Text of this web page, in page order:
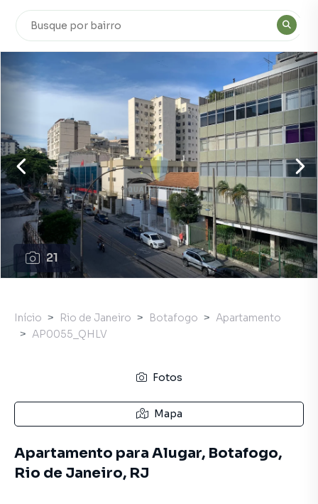
21
Início Rio de Janeiro Botafogo
Apartamento
AP0055_QHLV
Fotos
Mapa
Apartamento para Alugar, Botafogo,
Rio de Janeiro, RJ